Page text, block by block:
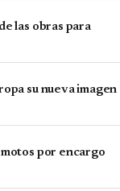
las obras para
su nueva imagen
por encargo